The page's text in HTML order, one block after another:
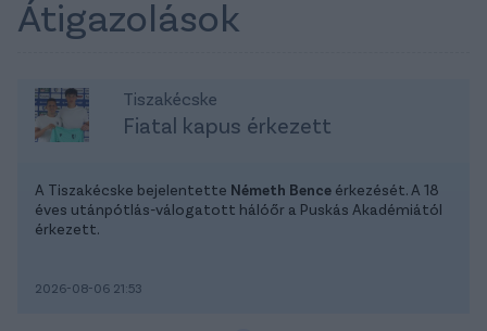
Átigazolások
Tiszakécske
Fiatal kapus érkezett
A Tiszakécske bejelentette Németh Bence érkezését. A 18
éves utánpótlás-válogatott hálóőr a Puskás Akadémiától
érkezett.
2026-08-06 21:53